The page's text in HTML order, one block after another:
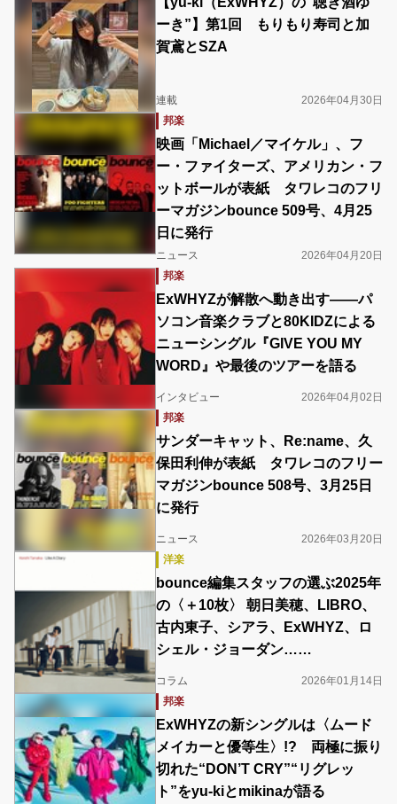
ーき”】第1回 もりもり寿司と加
賀鳶とSZA
連載
2026年04月30日
邦楽
映画「Michael／マイケル」、フ
ー・ファイターズ、アメリカン・フ
ットボールが表紙 タワレコのフリ
ーマガジンbounce 509号、4月25
日に発行
ニュース
2026年04月20日
邦楽
ExWHYZが解散へ動き出す――パ
ソコン音楽クラブと80KIDZによる
ニューシングル『GIVE YOU MY
WORD』や最後のツアーを語る
インタビュー
2026年04月02日
邦楽
サンダーキャット、Re:name、久
保田利伸が表紙 タワレコのフリー
マガジンbounce 508号、3月25日
に発行
ニュース
2026年03月20日
洋楽
bounce編集スタッフの選ぶ2025年
の〈＋10枚〉 朝日美穂、LIBRO、
古内東子、シアラ、ExWHYZ、ロ
シェル・ジョーダン……
コラム
2026年01月14日
邦楽
ExWHYZの新シングルは〈ムード
メイカーと優等生〉!? 両極に振り
切れた“DON’T CRY”“リグレッ
ト”をyu-kiとmikinaが語る